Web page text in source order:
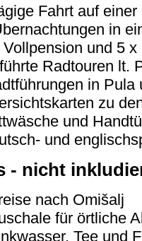
Fahrt auf
in
Vollpension und 5
Radtouren lt.
in Pula
zu
und
und
- nicht
nach Omišalj
für örtliche
Tee und